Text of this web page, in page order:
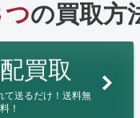
つの買取方
買取
て送るだけ！送料無
料！